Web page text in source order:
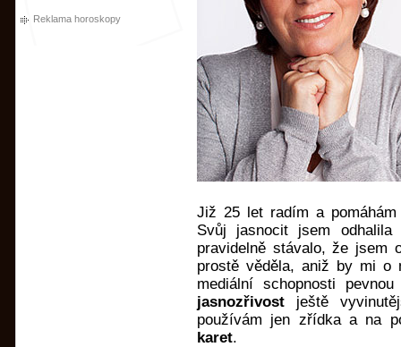
Reklama horoskopy
Již 25 let radím a
Svůj jasnocit jsem
pravidelně stávalo, že jsem
prostě věděla, aniž by mi o
mediální schopnosti
jasnozřivost ještě
používám jen zřídka a na
karet.